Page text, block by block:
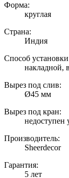
Форма:
круглая
Страна:
Индия
Способ
накладной,
Вырез под слив:
Ø45 мм
Вырез под кран:
Производитель:
Sheerdecor
Гарантия:
5 лет